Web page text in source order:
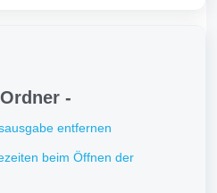
-
entfernen
beim Öffnen der